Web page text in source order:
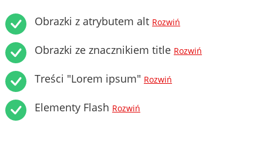
Obrazki z atrybutem alt Rozwiń
Obrazki ze znacznikiem title Rozwiń
Treści "Lorem ipsum" Rozwiń
Elementy Flash Rozwiń